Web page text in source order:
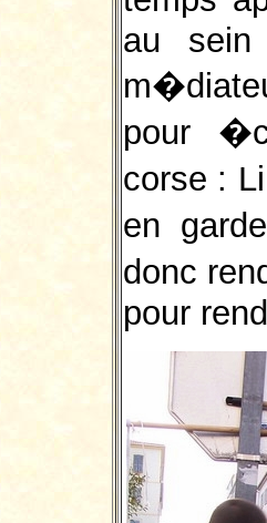
au
pour
corse :
en
donc
pour